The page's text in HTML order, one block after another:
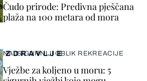
ZDRAVLJE
NAJSIGURNIJI OBLIK REKREACIJE
Vježbe za koljeno u moru: 5
Čudo prirode: Predivna pješčana
plaža na 100 metara od mora